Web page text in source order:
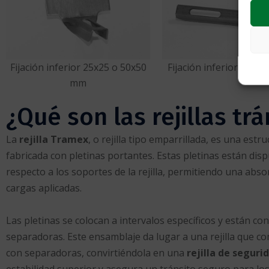
Fijación inferior 25x25 o 50x50
mm
Fijación inferior
¿Qué son las rejillas
La rejilla Tramex, o rejilla tipo emparrillada, es una
fabricada con pletinas portantes. Estas pletinas están
respecto a los soportes de la rejilla, permitiendo una
cargas aplicadas.
Las pletinas se colocan a intervalos específicos y están
separadoras. Este ensamblaje da lugar a una rejilla que
con separadoras, convirtiéndola en una rejilla de